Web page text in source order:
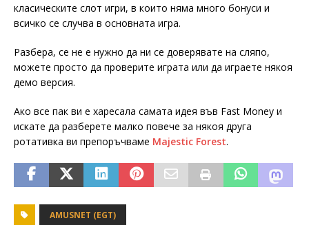
класическите слот игри, в които няма много бонуси и
всичко се случва в основната игра.
Разбера, се не е нужно да ни се доверявате на сляпо,
можете просто да проверите играта или да играете някоя
демо версия.
Ако все пак ви е харесала самата идея във Fast Money и
искате да разберете малко повече за някоя друга
ротативка ви препоръчваме Majestic Forest.
AMUSNET (EGT)